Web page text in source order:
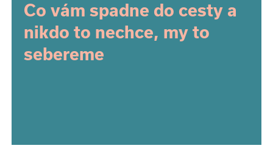
Co vám spadne do cesty a
nikdo to nechce, my to
sebereme